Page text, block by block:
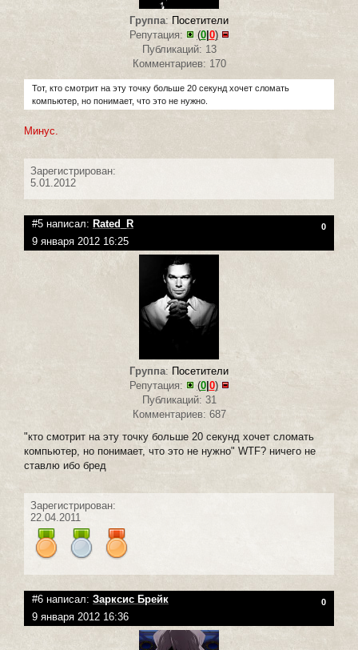
Группа: Посетители
Репутация:
(0| 0)
Публикаций: 13
Комментариев: 170
Тот, кто смотрит на эту точку больше 20 секунд хочет сломать
компьютер, но понимает, что это не нужно.
Минус.
Зарегистрирован:
5.01.2012
#5 написал: Rated_R 0
9 января 2012 16:25
Группа: Посетители
Репутация:
(0| 0)
Публикаций: 31
Комментариев: 687
"кто смотрит на эту точку больше 20 секунд хочет сломать
компьютер, но понимает, что это не нужно" WTF? ничего не
ставлю ибо бред
Зарегистрирован:
22.04.2011
#6 написал: Зарксис Брейк 0
9 января 2012 16:36